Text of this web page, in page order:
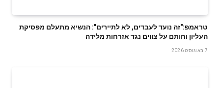
טראמפ:"זה נועד לעבדים, לא לתיירים": הנשיא מתעלם מפסיקת
העליון וחותם על צווים נגד אזרחות מלידה
7 באוגוסט 2026